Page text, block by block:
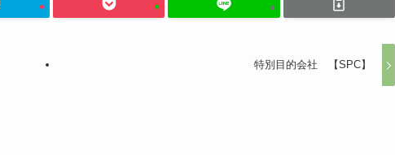
特別目的会社 【SPC】